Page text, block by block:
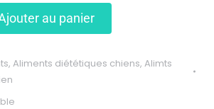
au panier
, Aliments diététiques chiens, Alimts